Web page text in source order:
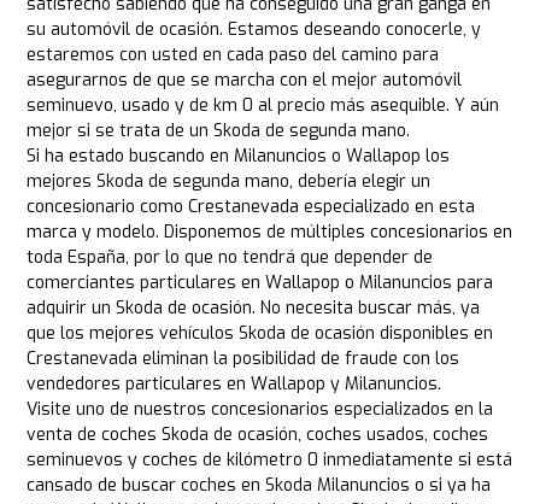
su automóvil de ocasión. Estamos deseando conocerle, y
estaremos con usted en cada paso del camino para
asegurarnos de que se marcha con el mejor automóvil
seminuevo, usado y de km 0 al precio más asequible. Y aún
mejor si se trata de un Skoda de segunda mano.
Si ha estado buscando en Milanuncios o Wallapop los
mejores Skoda de segunda mano, debería elegir un
concesionario como Crestanevada especializado en esta
marca y modelo. Disponemos de múltiples concesionarios en
toda España, por lo que no tendrá que depender de
comerciantes particulares en Wallapop o Milanuncios para
adquirir un Skoda de ocasión. No necesita buscar más, ya
que los mejores vehículos Skoda de ocasión disponibles en
Crestanevada eliminan la posibilidad de fraude con los
vendedores particulares en Wallapop y Milanuncios.
Visite uno de nuestros concesionarios especializados en la
venta de coches Skoda de ocasión, coches usados, coches
seminuevos y coches de kilómetro 0 inmediatamente si está
cansado de buscar coches en Skoda Milanuncios o si ya ha